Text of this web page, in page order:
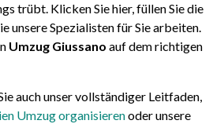
trübt. Klicken Sie hier, füllen Sie die
unsere Spezialisten für Sie arbeiten.
Umzug Giussano auf dem richtigen
auch unser vollständiger Leitfaden,
Umzug organisierenoder unsere